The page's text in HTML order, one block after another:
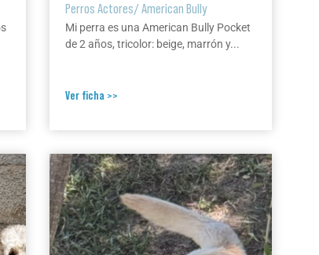
Perros Actores/American Bully
Mi perra es una American Bully Pocket
de 2 años, tricolor: beige, marrón y...
Ver ficha >>